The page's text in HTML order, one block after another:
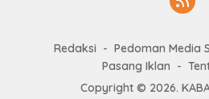
Redaksi Pedoman Media
Pasang Iklan
Copyright © 2026.